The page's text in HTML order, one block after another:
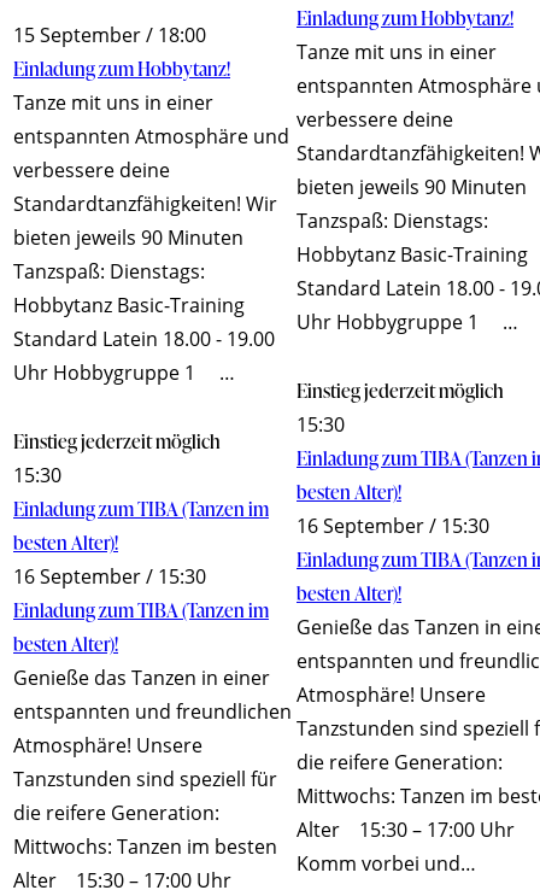
15 September / 18:00
Einladung zum Hobbytanz!
Tanze mit uns in einer
entspannten Atmosphäre und
verbessere deine
Standardtanzfähigkeiten! Wir
bieten jeweils 90 Minuten
Tanzspaß: Dienstags:
Hobbytanz Basic-Training
Standard Latein 18.00 - 19.00
Uhr Hobbygruppe 1 …
Einstieg jederzeit möglich
15:30
Einladung zum TIBA (Tanzen im
besten Alter)!
16 September / 15:30
Einladung zum TIBA (Tanzen im
besten Alter)!
Genieße das Tanzen in einer
entspannten und freundlichen
Atmosphäre! Unsere
Tanzstunden sind speziell für
die reifere Generation:
Mittwochs: Tanzen im besten
Alter 15:30 – 17:00 Uhr
Einladung zum Hobbytanz!
Tanze mit uns in einer
entspannten Atmosphäre
verbessere deine
Standardtanzfähigkeiten!
bieten jeweils 90 Minuten
Tanzspaß: Dienstags:
Hobbytanz Basic-Training
Standard Latein 18.00 -
Uhr Hobbygruppe 1 …
Einstieg jederzeit möglich
15:30
Einladung zum TIBA (Tanzen
besten Alter)!
16 September / 15:30
Einladung zum TIBA (Tanzen
besten Alter)!
Genieße das Tanzen in
entspannten und
Atmosphäre! Unsere
Tanzstunden sind speziell
die reifere Generation:
Mittwochs: Tanzen im
Alter 15:30 – 17:00 Uhr
Komm vorbei und…